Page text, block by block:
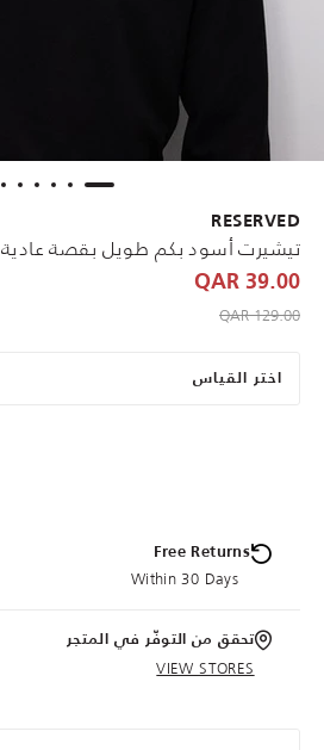
RESERVED
تيشيرت أسود بكم طويل بقصة عادية
39.00 QAR
Price reduced from
129.00 QAR
to 39.00 QAR
اختر القياس
Free Returns
Within 30 Days
تحقق من التوفّر في المتجر
VIEW STORES